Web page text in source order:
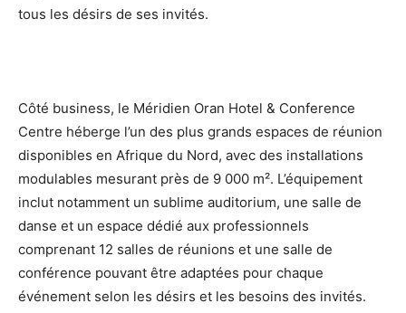
tous les désirs de ses invités.
Côté business, le Méridien Oran Hotel & Conference
Centre héberge l’un des plus grands espaces de réunion
disponibles en Afrique du Nord, avec des installations
modulables mesurant près de 9 000 m². L’équipement
inclut notamment un sublime auditorium, une salle de
danse et un espace dédié aux professionnels
comprenant 12 salles de réunions et une salle de
conférence pouvant être adaptées pour chaque
événement selon les désirs et les besoins des invités.